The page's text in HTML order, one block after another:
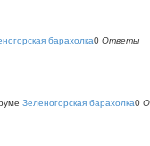
барахолка0 Ответы
Зеленогорская барахолка0